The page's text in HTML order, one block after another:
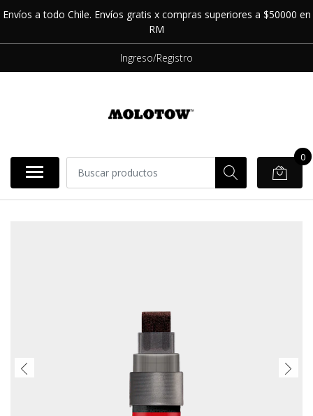
Envíos a todo Chile. Envíos gratis x compras superiores a $50000 en
RM
Ingreso/Registro
0